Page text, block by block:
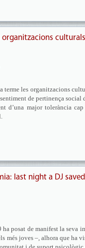
organitzacions culturals
terme les organitzacions
de pertinença
d’una major tolerància
last night a DJ
posat de manifest la seva
més joves –, alhora que ha